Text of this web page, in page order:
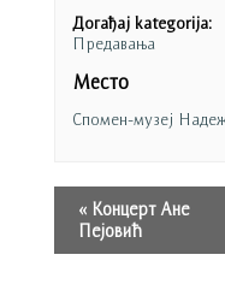
Догађај kategorija:
Предавања
Место
Спомен-музеј
«Концерт Ане
Пејовић